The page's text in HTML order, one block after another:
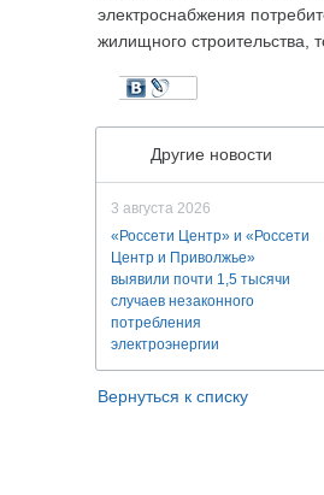
электроснабжения
жилищного строительства,
Другие новости
3 августа 2026
«Россети Центр» и «Россети
Центр и Приволжье»
выявили почти 1,5 тысячи
случаев незаконного
потребления
электроэнергии
Вернуться к списку